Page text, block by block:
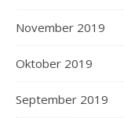
November 2019
Oktober 2019
September 2019